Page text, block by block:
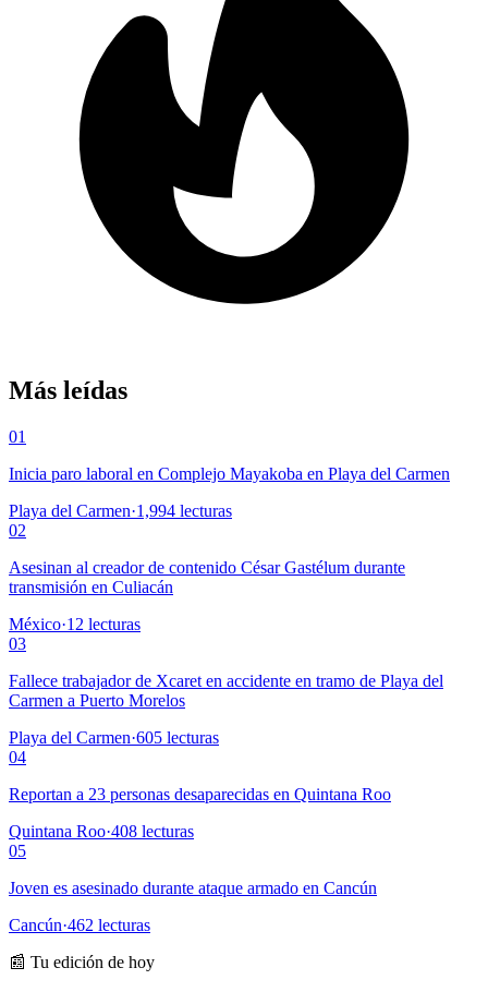
Más leídas
01
Inicia paro laboral en Complejo Mayakoba en Playa del Carmen
Playa del Carmen·1,994 lecturas
02
Asesinan al creador de contenido César Gastélum durante
transmisión en Culiacán
México·12 lecturas
03
Fallece trabajador de Xcaret en accidente en tramo de Playa del
Carmen a Puerto Morelos
Playa del Carmen·605 lecturas
04
Reportan a 23 personas desaparecidas en Quintana Roo
Quintana Roo·408 lecturas
05
Joven es asesinado durante ataque armado en Cancún
Cancún·462 lecturas
📰 Tu edición de hoy